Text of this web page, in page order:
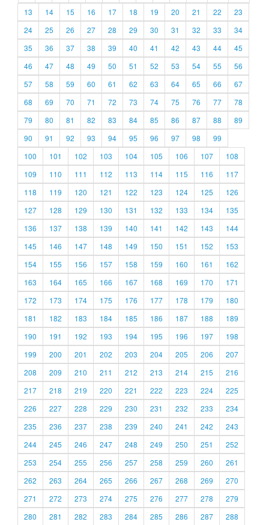
13
14 15 16 17 18 19 20 21 22
23
24
25 26 27 28 29 30 31 32 33
34
35
36 37 38 39 40 41 42 43 44
45
46
47 48 49 50 51 52 53 54 55
56
57
58 59 60 61 62 63 64 65 66
67
68
69 70 71 72 73 74 75 76 77
78
79
80 81 82 83 84 85 86 87 88
89
90
91 92 93 94 95 96 97 98
99
100
101 102 103 104 105 106 107
108
109
110 111 112 113 114 115 116
117
118
119 120 121 122 123 124 125
126
127
128 129 130 131 132 133 134
135
136
137 138 139 140 141 142 143
144
145
146 147 148 149 150 151 152
153
154
155 156 157 158 159 160 161
162
163
164 165 166 167 168 169 170
171
172
173 174 175 176 177 178 179
180
181
182 183 184 185 186 187 188
189
190
191 192 193 194 195 196 197
198
199
200 201 202 203 204 205 206
207
208
209 210 211 212 213 214 215
216
217
218 219 220 221 222 223 224
225
226
227 228 229 230 231 232 233
234
235
236 237 238 239 240 241 242
243
244
245 246 247 248 249 250 251
252
253
254 255 256 257 258 259 260
261
262
263 264 265 266 267 268 269
270
271
272 273 274 275 276 277 278
279
280
281 282 283 284 285 286 287 288